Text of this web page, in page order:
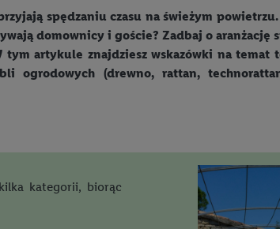
spędzaniu czasu na świeżym
domownicy i goście? Zadbaj o aranżację
tym artykule znajdziesz wskazówki na
ogrodowych (drewno, rattan,
kategorii, biorąc